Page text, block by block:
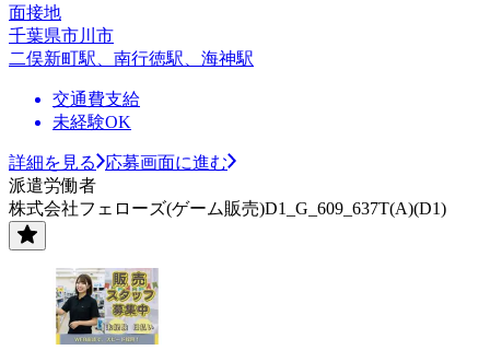
面接地
千葉県市川市
二俣新町駅、南行徳駅、海神駅
交通費支給
未経験OK
詳細を見る
応募画面に進む
派遣労働者
株式会社フェローズ(ゲーム販売)D1_G_609_637T(A)(D1)